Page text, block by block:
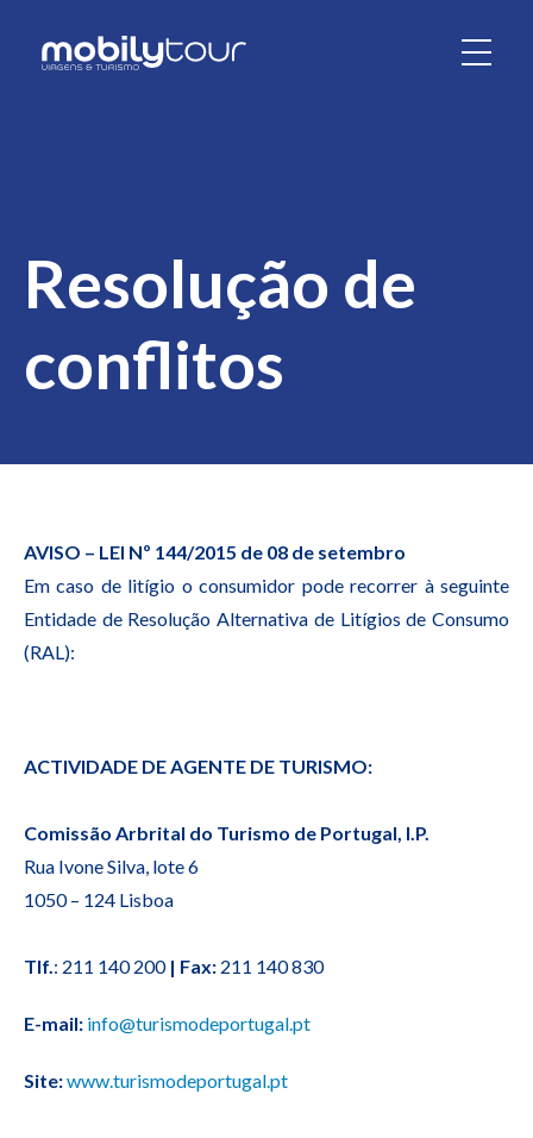
Resolução de
conflitos
AVISO – LEI Nº 144/2015 de 08 de setembro
Em caso de litígio o consumidor pode recorrer à seguinte
Entidade de Resolução Alternativa de Litígios de Consumo
(RAL):
ACTIVIDADE DE AGENTE DE TURISMO:
Comissão Arbrital do Turismo de Portugal, I.P.
Rua Ivone Silva, lote 6
1050 – 124 Lisboa
Tlf.: 211 140 200 | Fax: 211 140 830
E-mail: info@turismodeportugal.pt
Site:www.turismodeportugal.pt